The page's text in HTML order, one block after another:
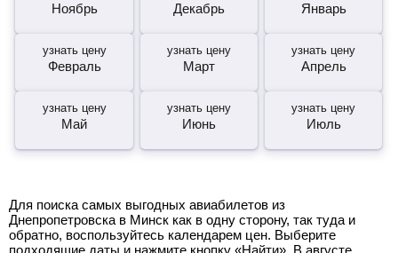
Ноябрь Декабрь Январь
узнать цену
Февраль
узнать цену
Март
узнать цену
Апрель
узнать цену
Май
узнать цену
Июнь
узнать цену
Июль
Для поиска самых выгодных авиабилетов из
Днепропетровска в Минск как в одну сторону, так туда и
обратно, воспользуйтесь календарем цен. Выберите
подходящие даты и нажмите кнопку «Найти». В августе